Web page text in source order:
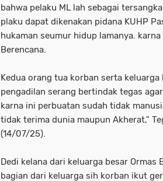
bahwa pelaku ML lah sebagai
plaku dapat dikenakan pidana KUHP
hukaman seumur hidup lamanya.
Berencana.
Kedua orang tua korban serta
pengadilan serang bertindak tegas
karna ini perbuatan sudah tidak
tidak terima dunia maupun Akherat,"
(14/07/25).
Dedi kelana dari keluarga besar Ormas
bagian dari keluarga sih korban ikut